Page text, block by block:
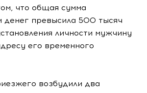
что общая сумма
денег превысила 500 тысяч
личности мужчину
его временного
возбудили два